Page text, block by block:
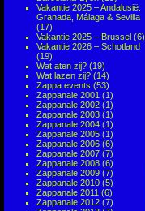
Vakantie 2025 – Andalusië:
Granada, Málaga & Sevilla
(17)
Vakantie 2025 – Brussel (6)
Vakantie 2026 – Schotland
(19)
Wat aten zij? (19)
Wat lazen zij? (14)
Zappa events (53)
Zappanale 2001 (1)
Zappanale 2002 (1)
Zappanale 2003 (1)
Zappanale 2004 (1)
Zappanale 2005 (1)
Zappanale 2006 (6)
Zappanale 2007 (7)
Zappanale 2008 (6)
Zappanale 2009 (7)
Zappanale 2010 (5)
Zappanale 2011 (6)
Zappanale 2012 (7)